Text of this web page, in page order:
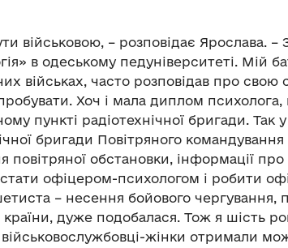
військовою, – розповідає Ярослава. –
в одеському педуніверситеті. Мій
військах, часто розповідав про
Хоч і мала диплом
пункті радіотехнічної бригади. Так у
бригади Повітряного
повітряної обстановки, інформації
офіцером-психологом і робити
– несення бойового чергування,
дуже подобалася. Тож я шість
військовослужбовці-жінки отримали